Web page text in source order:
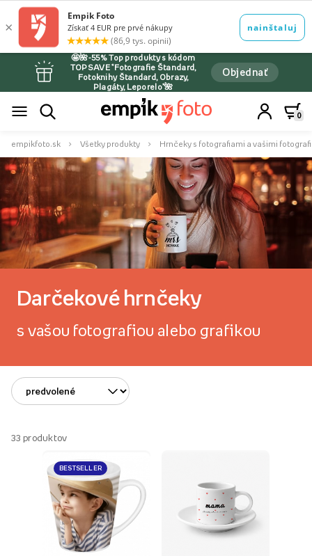
🤩🌺-55% Top produkty s kódom
TOPSAVE *Fotografie Štandard,
Fotoknihy Štandard, Obrazy,
Plagáty, Leporelo*🌺
Objednať
0
empikfoto.sk Všetky produkty Hrnčeky s fotografiami a vašimi
Darčekové hrnčeky
s vašou fotografiou alebo grafikou
33 produktov
BESTSELLER